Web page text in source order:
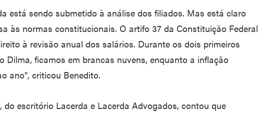
está sendo submetido à análise dos filiados. Mas está claro
às normas constitucionais. O artifo 37 da Constituição Federal
à revisão anual dos salários. Durante os dois primeiros
Dilma, ficamos em brancas nuvens, enquanto a inflação
ano", criticou Benedito.
do escritório Lacerda e Lacerda Advogados, contou que